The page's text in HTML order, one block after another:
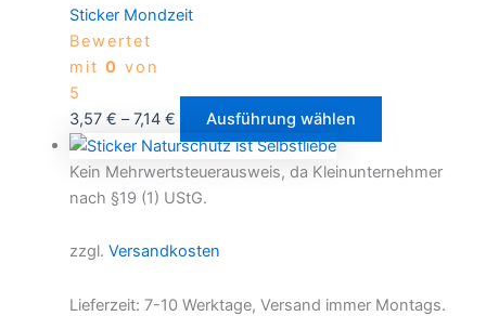
Sticker Mondzeit
Bewertet
mit 0 von
5
3,57 € –7,14 € Ausführung wählen
Kein Mehrwertsteuerausweis, da Kleinunternehmer
nach §19 (1) UStG.
zzgl. Versandkosten
Lieferzeit: 7-10 Werktage, Versand immer Montags.